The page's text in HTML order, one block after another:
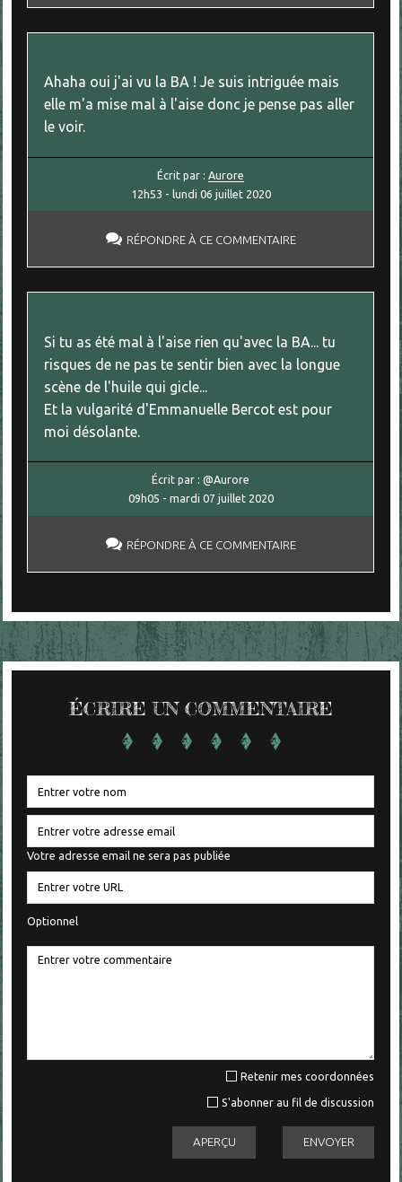
Ahaha oui j'ai vu la BA ! Je suis intriguée mais
elle m'a mise mal à l'aise donc je pense pas aller
le voir.
Écrit par : Aurore
12h53 - lundi 06 juillet 2020
RÉPONDRE À CE COMMENTAIRE
Si tu as été mal à l'aise rien qu'avec la BA... tu
risques de ne pas te sentir bien avec la longue
scène de l'huile qui gicle...
Et la vulgarité d'Emmanuelle Bercot est pour
moi désolante.
Écrit par :@Aurore
09h05 - mardi 07 juillet 2020
RÉPONDRE À CE COMMENTAIRE
ÉCRIRE UN COMMENTAIRE
Votre adresse email ne sera pas publiée
Optionnel
Retenir mes coordonnées
S'abonner au fil de discussion